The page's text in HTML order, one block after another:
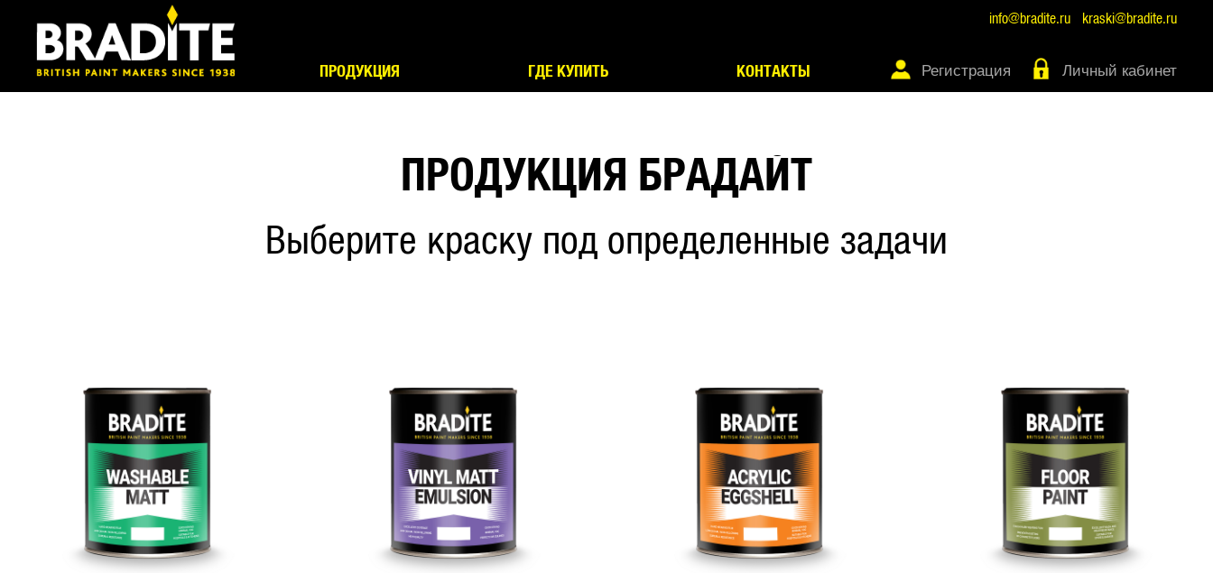
info@bradite.ru kraski@bradite.ru
ПРОДУКЦИЯ ГДЕ КУПИТЬ КОНТАКТЫ Регистрация Личный кабинет
ПРОДУКЦИЯ БРАДАЙТ
Выберите краску под определенные задачи